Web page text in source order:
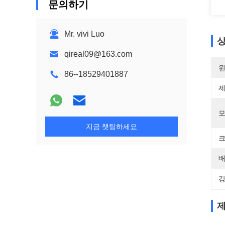
문의하기
Mr. vivi Luo
qireal09@163.com
86--18529401887
지금 챗팅하세요